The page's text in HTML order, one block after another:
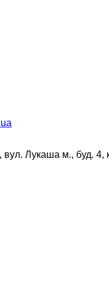
вул. Лукаша м., буд. 4,